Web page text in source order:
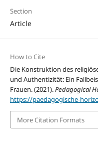
Section
Article
How to Cite
Die Konstruktion des
und Authentizität: Ein
Frauen. (2021).Pedagogical
https://paedagogische-
More Citation Formats